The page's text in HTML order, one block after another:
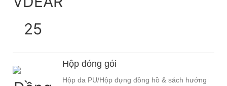
Hộp đóng gói
Hộp da PU/Hộp đựng đồng hồ & sách hướng